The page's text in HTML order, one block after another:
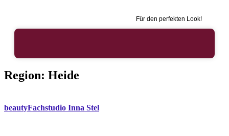
Für den perfekten Look!
Region: Heide
beautyFachstudio Inna Stel